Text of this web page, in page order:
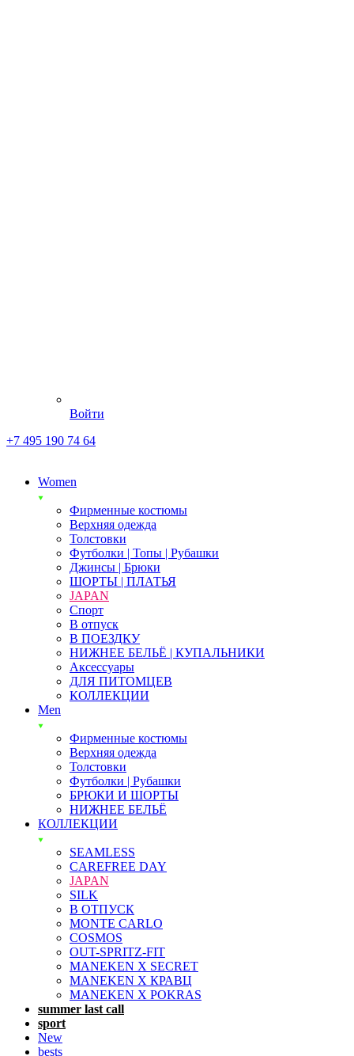
Войти
+7 495 190 74 64
Women
Фирменные костюмы
Верхняя одежда
Толстовки
Футболки | Топы | Рубашки
Джинсы | Брюки
ШОРТЫ | ПЛАТЬЯ
JAPAN
Спорт
В отпуск
В ПОЕЗДКУ
НИЖНЕЕ БЕЛЬЁ | КУПАЛЬНИКИ
Аксессуары
ДЛЯ ПИТОМЦЕВ
КОЛЛЕКЦИИ
Men
Фирменные костюмы
Верхняя одежда
Толстовки
Футболки | Рубашки
БРЮКИ И ШОРТЫ
НИЖНЕЕ БЕЛЬЁ
КОЛЛЕКЦИИ
SEAMLESS
CAREFREE DAY
JAPAN
SILK
В ОТПУСК
MONTE CARLO
COSMOS
OUT-SPRITZ-FIT
MANEKEN X SECRET
MANEKEN X КРАВЦ
MANEKEN X POKRAS
summer last call
sport
New
bests